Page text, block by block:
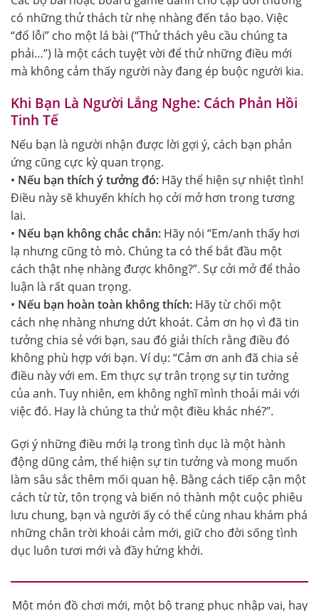
có những thử thách từ nhẹ nhàng đến táo bạo. Việc
“đổ lỗi” cho một lá bài (“Thử thách yêu cầu chúng ta
phải…”) là một cách tuyệt vời để thử những điều mới
mà không cảm thấy người này đang ép buộc người kia.
Khi Bạn Là Người Lắng Nghe: Cách Phản Hồi
Tinh Tế
Nếu bạn là người nhận được lời gợi ý, cách bạn phản
ứng cũng cực kỳ quan trọng.
• Nếu bạn thích ý tưởng đó: Hãy thể hiện sự nhiệt tình!
Điều này sẽ khuyến khích họ cởi mở hơn trong tương
lai.
• Nếu bạn không chắc chắn: Hãy nói “Em/anh thấy hơi
lạ nhưng cũng tò mò. Chúng ta có thể bắt đầu một
cách thật nhẹ nhàng được không?”. Sự cởi mở để thảo
luận là rất quan trọng.
• Nếu bạn hoàn toàn không thích: Hãy từ chối một
cách nhẹ nhàng nhưng dứt khoát. Cảm ơn họ vì đã tin
tưởng chia sẻ với bạn, sau đó giải thích rằng điều đó
không phù hợp với bạn. Ví dụ: “Cảm ơn anh đã chia sẻ
điều này với em. Em thực sự trân trọng sự tin tưởng
của anh. Tuy nhiên, em không nghĩ mình thoải mái với
việc đó. Hay là chúng ta thử một điều khác nhé?”.
Gợi ý những điều mới lạ trong tình dục là một hành
động dũng cảm, thể hiện sự tin tưởng và mong muốn
làm sâu sắc thêm mối quan hệ. Bằng cách tiếp cận một
cách từ từ, tôn trọng và biến nó thành một cuộc phiêu
lưu chung, bạn và người ấy có thể cùng nhau khám phá
những chân trời khoái cảm mới, giữ cho đời sống tình
dục luôn tươi mới và đầy hứng khởi.
Một món đồ chơi mới, một bộ trang phục nhập vai, hay